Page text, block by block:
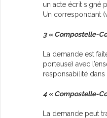
un acte écrit signé
Un correspondant
3 « Compostelle-
La demande est
porteuse) avec
responsabilité dans
4 « Compostelle-
La demande peut